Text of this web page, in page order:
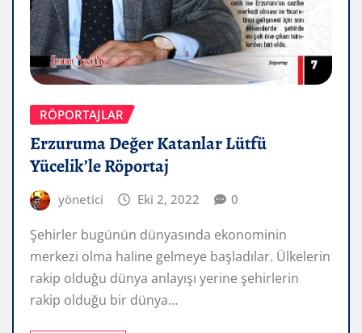
RÖPORTAJLAR
Erzuruma Değer Katanlar Lütfü
Yücelik’le Röportaj
yönetici Eki 2, 2022 0
Şehirler bugünün dünyasında ekonominin
merkezi olma haline gelmeye başladılar. Ülkelerin
rakip olduğu dünya anlayışı yerine şehirlerin
rakip olduğu bir dünya…